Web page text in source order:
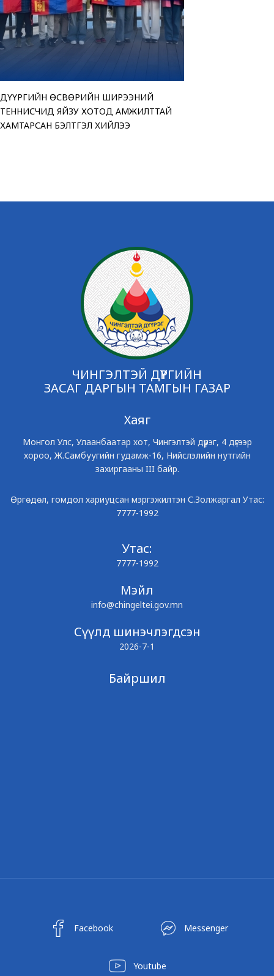
ДҮҮРГИЙН ӨСВӨРИЙН ШИРЭЭНИЙ
ТЕННИСЧИД ЯЙЗУ ХОТОД АМЖИЛТТАЙ
ХАМТАРСАН БЭЛТГЭЛ ХИЙЛЭЭ
ЧИНГЭЛТЭЙ ДҮҮРГИЙН
ЗАСАГ ДАРГЫН ТАМГЫН ГАЗАР
Хаяг
Монгол Улс, Улаанбаатар хот, Чингэлтэй дүүрэг, 4 дүгээр
хороо, Ж.Самбуугийн гудамж-16, Нийслэлийн нутгийн
захиргааны III байр.
Өргөдөл, гомдол хариуцсан мэргэжилтэн С.Золжаргал Утас:
7777-1992
Утас:
7777-1992
Мэйл
info@chingeltei.gov.mn
Сүүлд шинэчлэгдсэн
2026-7-1
Байршил
Facebook Messenger
Youtube